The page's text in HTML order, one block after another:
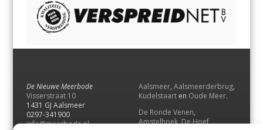
De Nieuwe Meerbode
Visserstraat 10
1431 GJ Aalsmeer
0297-341900
info@meerbode.nl
Aalsmeer, Aalsmeerderbrug,
Kudelstaart en Oude Meer.
De Ronde Venen,
Amstelhoek,De Hoef,